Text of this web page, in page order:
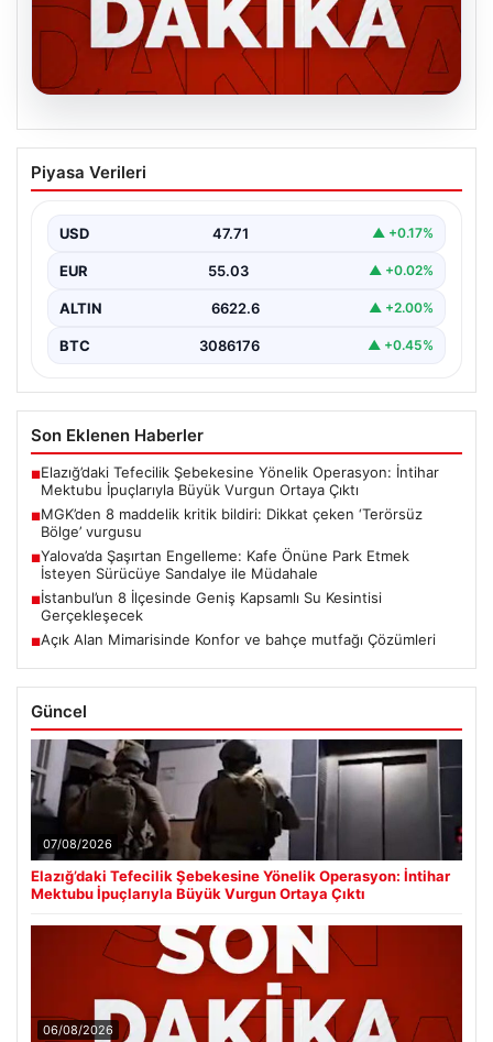
MGK’den 8 maddelik kritik bildiri: Dikkat
çeken ‘Terörsüz Bölge’ vurgusu
Piyasa Verileri
USD 47.71 ▲ +0.17%
EUR 55.03 ▲ +0.02%
ALTIN 6622.6 ▲ +2.00%
BTC 3086176 ▲ +0.45%
Son Eklenen Haberler
■Elazığ’daki Tefecilik Şebekesine Yönelik Operasyon: İntihar
Mektubu İpuçlarıyla Büyük Vurgun Ortaya Çıktı
■MGK’den 8 maddelik kritik bildiri: Dikkat çeken ‘Terörsüz
Bölge’ vurgusu
■Yalova’da Şaşırtan Engelleme: Kafe Önüne Park Etmek
İsteyen Sürücüye Sandalye ile Müdahale
■İstanbul’un 8 İlçesinde Geniş Kapsamlı Su Kesintisi
Gerçekleşecek
■Açık Alan Mimarisinde Konfor ve bahçe mutfağı Çözümleri
Güncel
07/08/2026
Elazığ’daki Tefecilik Şebekesine Yönelik Operasyon: İntihar
Mektubu İpuçlarıyla Büyük Vurgun Ortaya Çıktı
06/08/2026